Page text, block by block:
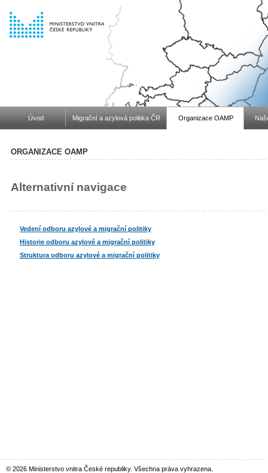
Úvod Migrační a azylová politika ČR Organizace OAMP
ORGANIZACE OAMP
Alternativní navigace
Vedení odboru azylové a migrační politiky
Historie odboru azylové a migrační politiky
Struktura odboru azylové a migrační politiky
© 2026 Ministerstvo vnitra České republiky. Všechna práva vyhrazena.